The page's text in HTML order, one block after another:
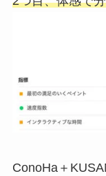
ConoHa＋